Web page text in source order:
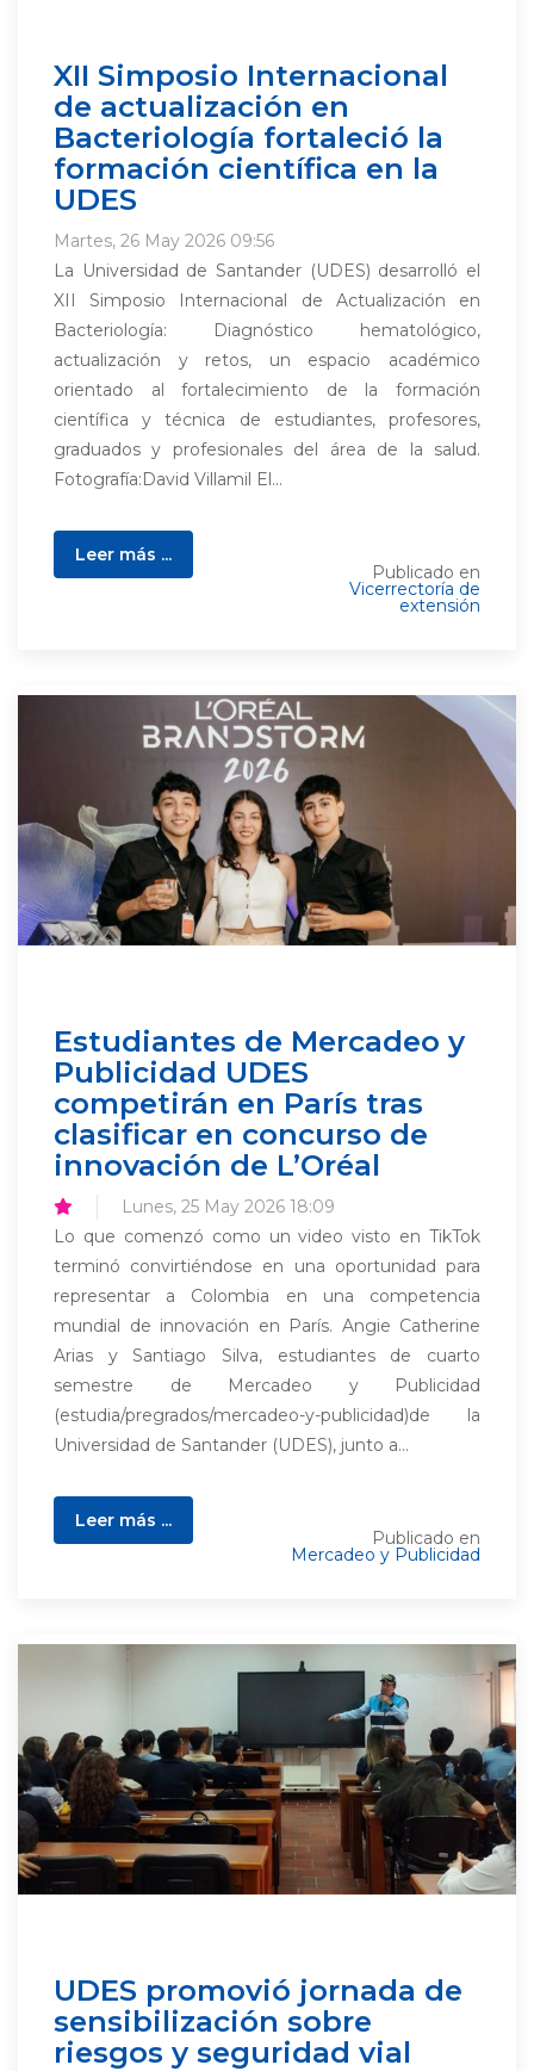
XII Simposio Internacional
de actualización en
Bacteriología fortaleció la
formación científica en la
UDES
Martes, 26 May 2026 09:56
La Universidad de Santander (UDES) desarrolló el
XII Simposio Internacional de Actualización en
Bacteriología: Diagnóstico hematológico,
actualización y retos, un espacio académico
orientado al fortalecimiento de la formación
científica y técnica de estudiantes, profesores,
graduados y profesionales del área de la salud.
Fotografía:David Villamil El...
Leer más ...
Publicado en
Vicerrectoría de
extensión
Estudiantes de Mercadeo y
Publicidad UDES
competirán en París tras
clasificar en concurso de
innovación de L’Oréal
Lunes, 25 May 2026 18:09
Lo que comenzó como un video visto en TikTok
terminó convirtiéndose en una oportunidad para
representar a Colombia en una competencia
mundial de innovación en París. Angie Catherine
Arias y Santiago Silva, estudiantes de cuarto
semestre de Mercadeo y Publicidad
(estudia/pregrados/mercadeo-y-publicidad)de la
Universidad de Santander (UDES), junto a...
Leer más ...
Publicado en
Mercadeo y Publicidad
UDES promovió jornada de
sensibilización sobre
riesgos y seguridad vial